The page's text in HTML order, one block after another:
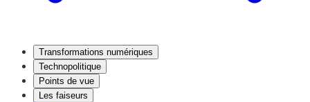
Transformations numériques
Technopolitique
Points de vue
Les faiseurs